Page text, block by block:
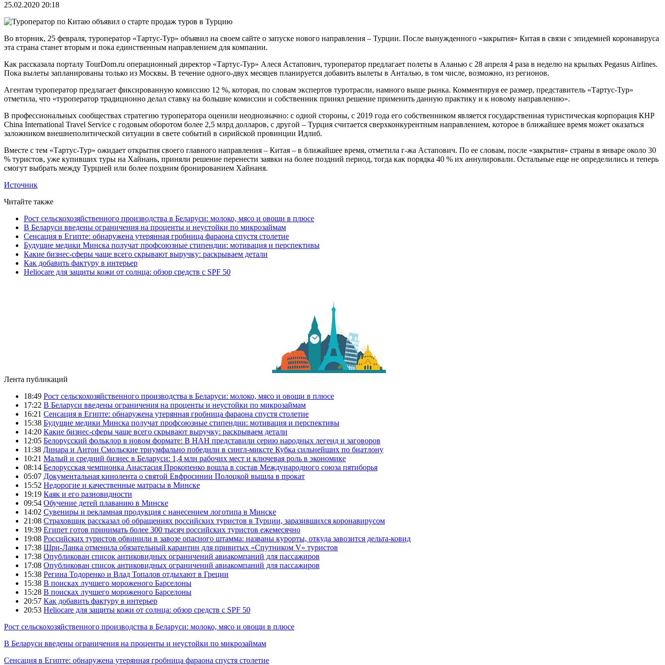
25.02.2020 20:18
Во вторник, 25 февраля, туроператор «Тартус-Тур» объявил на своем сайте о запуске нового направления – Турции. После вынужденного «закрытия» Китая в связи с эпидемией коронавируса
эта страна станет вторым и пока единственным направлением для компании.
Как рассказала порталу TourDom.ru операционный директор «Тартус-Тур» Алеся Астапович, туроператор предлагает полеты в Аланью с 28 апреля 4 раза в неделю на крыльях Pegasus Airlines.
Пока вылеты запланированы только из Москвы. В течение одного-двух месяцев планируется добавить вылеты в Анталью, в том числе, возможно, из регионов.
Агентам туроператор предлагает фиксированную комиссию 12 %, которая, по словам экспертов туротрасли, намного выше рынка. Комментируя ее размер, представитель «Тартус-Тур»
отметила, что «туроператор традиционно делал ставку на большие комиссии и собственник принял решение применить данную практику и к новому направлению».
В профессиональных сообществах стратегию туроператора оценили неоднозначно: с одной стороны, с 2019 года его собственником является государственная туристическая корпорация КНР
China International Travel Service с годовым оборотом более 2,5 млрд долларов, с другой – Турция считается сверхконкурентным направлением, которое в ближайшее время может оказаться
заложником внешнеполитической ситуации в свете событий в сирийской провинции Идлиб.
Вместе с тем «Тартус-Тур» ожидает открытия своего главного направления – Китая – в ближайшее время, отметила г-жа Астапович. По ее словам, после «закрытия» страны в январе около 30
% туристов, уже купивших туры на Хайнань, приняли решение перенести заявки на более поздний период, тогда как порядка 40 % их аннулировали. Остальные еще не определились и теперь
смогут выбрать между Турцией или более поздним бронированием Хайнаня.
Источник
Читайте также
Рост сельскохозяйственного производства в Беларуси: молоко, мясо и овощи в плюсе
В Беларуси введены ограничения на проценты и неустойки по микрозаймам
Сенсация в Египте: обнаружена утерянная гробница фараона спустя столетие
Будущие медики Минска получат профсоюзные стипендии: мотивация и перспективы
Какие бизнес-сферы чаще всего скрывают выручку: раскрываем детали
Как добавить фактуру в интерьер
Heliocare для защиты кожи от солнца: обзор средств с SPF 50
Лента публикаций
18:49 Рост сельскохозяйственного производства в Беларуси: молоко, мясо и овощи в плюсе
17:22 В Беларуси введены ограничения на проценты и неустойки по микрозаймам
16:21 Сенсация в Египте: обнаружена утерянная гробница фараона спустя столетие
15:38 Будущие медики Минска получат профсоюзные стипендии: мотивация и перспективы
14:20 Какие бизнес-сферы чаще всего скрывают выручку: раскрываем детали
12:05 Белорусский фольклор в новом формате: В НАН представили серию народных легенд и заговоров
11:38 Динара и Антон Смольские триумфально победили в сингл-миксте Кубка сильнейших по биатлону
10:21 Малый и средний бизнес в Беларуси: 1,4 млн рабочих мест и ключевая роль в экономике
08:14 Белорусская чемпионка Анастасия Прокопенко вошла в состав Международного союза пятиборья
05:07 Документальная кинолента о святой Евфросинии Полоцкой вышла в прокат
15:52 Недорогие и качественные матрасы в Минске
19:19 Каяк и его разновидности
09:54 Обучение детей плаванию в Минске
14:02 Сувениры и рекламная продукция с нанесением логотипа в Минске
21:08 Страховщик рассказал об обращениях российских туристов в Турции, заразившихся коронавирусом
19:39 Египет готов принимать более 300 тысяч российских туристов ежемесячно
19:08 Российских туристов обвинили в завозе опасного штамма: названы курорты, откуда завозится дельта-ковид
17:38 Шри-Ланка отменила обязательный карантин для привитых «Спутником V» туристов
17:38 Опубликован список антиковидных ограничений авиакомпаний для пассажиров
17:08 Опубликован список антиковидных ограничений авиакомпаний для пассажиров
15:38 Регина Тодоренко и Влад Топалов отдыхают в Греции
15:38 В поисках лучшего мороженого Барселоны
15:28 В поисках лучшего мороженого Барселоны
20:57 Как добавить фактуру в интерьер
20:53 Heliocare для защиты кожи от солнца: обзор средств с SPF 50
Рост сельскохозяйственного производства в Беларуси: молоко, мясо и овощи в плюсе
В Беларуси введены ограничения на проценты и неустойки по микрозаймам
Сенсация в Египте: обнаружена утерянная гробница фараона спустя столетие